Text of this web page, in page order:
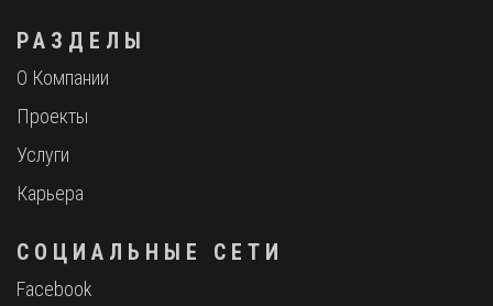
РАЗДЕЛЫ
О Компании
Проекты
Услуги
Карьера
СОЦИАЛЬНЫЕ СЕТИ
Facebook